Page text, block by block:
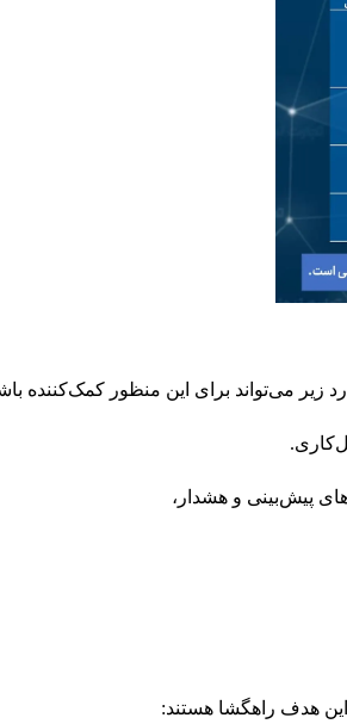
زیر می‌تواند برای این منظور کمک‌کننده
پیش‌بینی و هشدار،
هدف راهگشا هستند: